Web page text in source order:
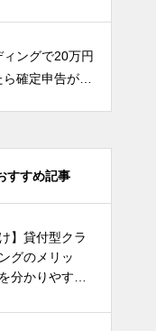
ングで20万円
確定申告が必
すすめ記事
】貸付型クラ
グのメリッ
分かりやすく